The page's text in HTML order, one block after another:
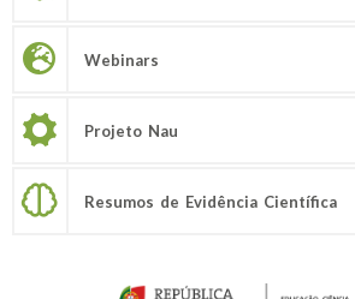
Webinars
Projeto Nau
Resumos de Evidência Científica